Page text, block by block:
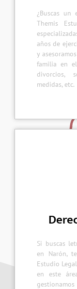
¿Buscas un
Themis
años de
y
familia en
divorcios,
medidas, etc.
Si buscas
en Narón,
Estudio
en este